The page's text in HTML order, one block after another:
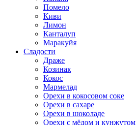
Помело
Киви
Лимон
Канталуп
Маракуйя
Сладости
Драже
Козинак
Кокос
Мармелад
Орехи в кокосовом соке
Орехи в сахаре
Орехи в шоколаде
Орехи с мёдом и кунжутом